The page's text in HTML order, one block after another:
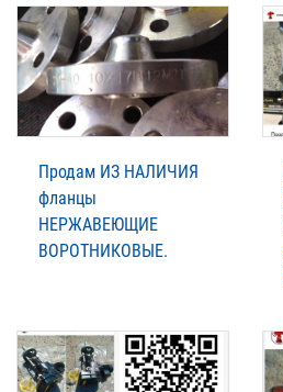
Продам ИЗ НАЛИЧИЯ
фланцы
НЕРЖАВЕЮЩИЕ
ВОРОТНИКОВЫЕ.